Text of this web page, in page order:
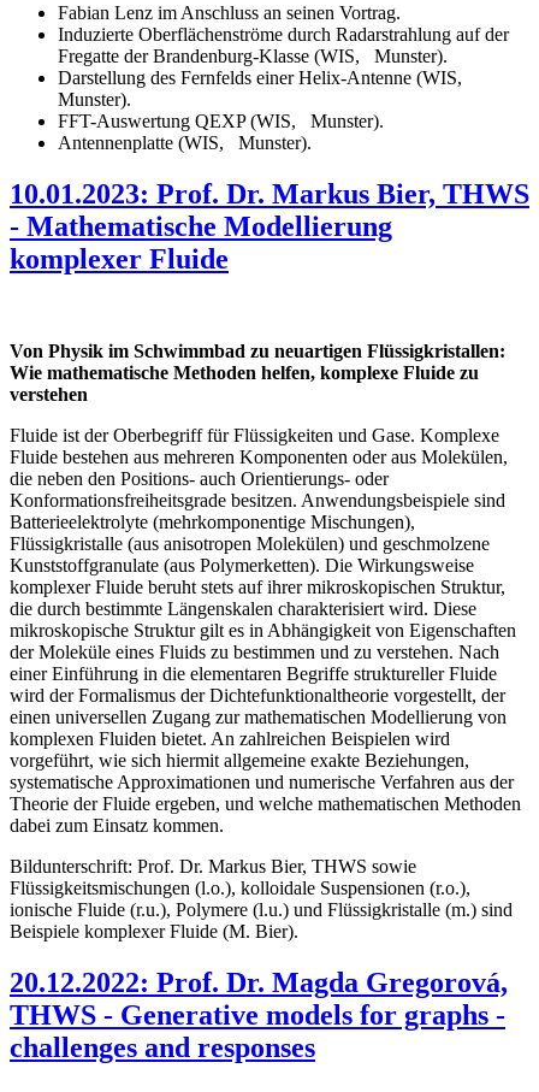
Fabian Lenz im Anschluss an seinen Vortrag.
Induzierte Oberflächenströme durch Radarstrahlung auf der
Fregatte der Brandenburg-Klasse (WIS, Munster).
Darstellung des Fernfelds einer Helix-Antenne (WIS,
Munster).
FFT-Auswertung QEXP (WIS, Munster).
Antennenplatte (WIS, Munster).
10.01.2023: Prof. Dr. Markus Bier, THWS
- Mathematische Modellierung
komplexer Fluide
Von Physik im Schwimmbad zu neuartigen Flüssigkristallen:
Wie mathematische Methoden helfen, komplexe Fluide zu
verstehen
Fluide ist der Oberbegriff für Flüssigkeiten und Gase. Komplexe
Fluide bestehen aus mehreren Komponenten oder aus Molekülen,
die neben den Positions- auch Orientierungs- oder
Konformationsfreiheitsgrade besitzen. Anwendungsbeispiele sind
Batterieelektro­lyte (mehr­komponentige Mischungen),
Flüssigkristalle (aus anisotropen Molekülen) und geschmolzene
Kunststoff­granulate (aus Polymerketten). Die Wirkungsweise
komplexer Fluide beruht stets auf ihrer mikroskopischen Struktur,
die durch bestimmte Längenskalen charakterisiert wird. Diese
mikroskopische Struktur gilt es in Abhängigkeit von Eigenschaften
der Moleküle eines Fluids zu bestimmen und zu verstehen. Nach
einer Einführung in die elementaren Begriffe struktureller Fluide
wird der Formalismus der Dichtefunktionaltheorie vorgestellt, der
einen universellen Zugang zur mathematischen Modellierung von
komplexen Fluiden bietet. An zahlreichen Beispielen wird
vorgeführt, wie sich hiermit allgemeine exakte Beziehungen,
systematische Approximationen und numerische Verfahren aus der
Theorie der Fluide ergeben, und welche mathematischen Methoden
dabei zum Einsatz kommen.
Bildunterschrift: Prof. Dr. Markus Bier, THWS sowie
Flüssigkeitsmischungen (l.o.), kolloidale Suspensionen (r.o.),
ionische Fluide (r.u.), Polymere (l.u.) und Flüssigkristalle (m.) sind
Beispiele komplexer Fluide (M. Bier).
20.12.2022: Prof. Dr. Magda Gregorová,
THWS - Generative models for graphs -
challenges and responses